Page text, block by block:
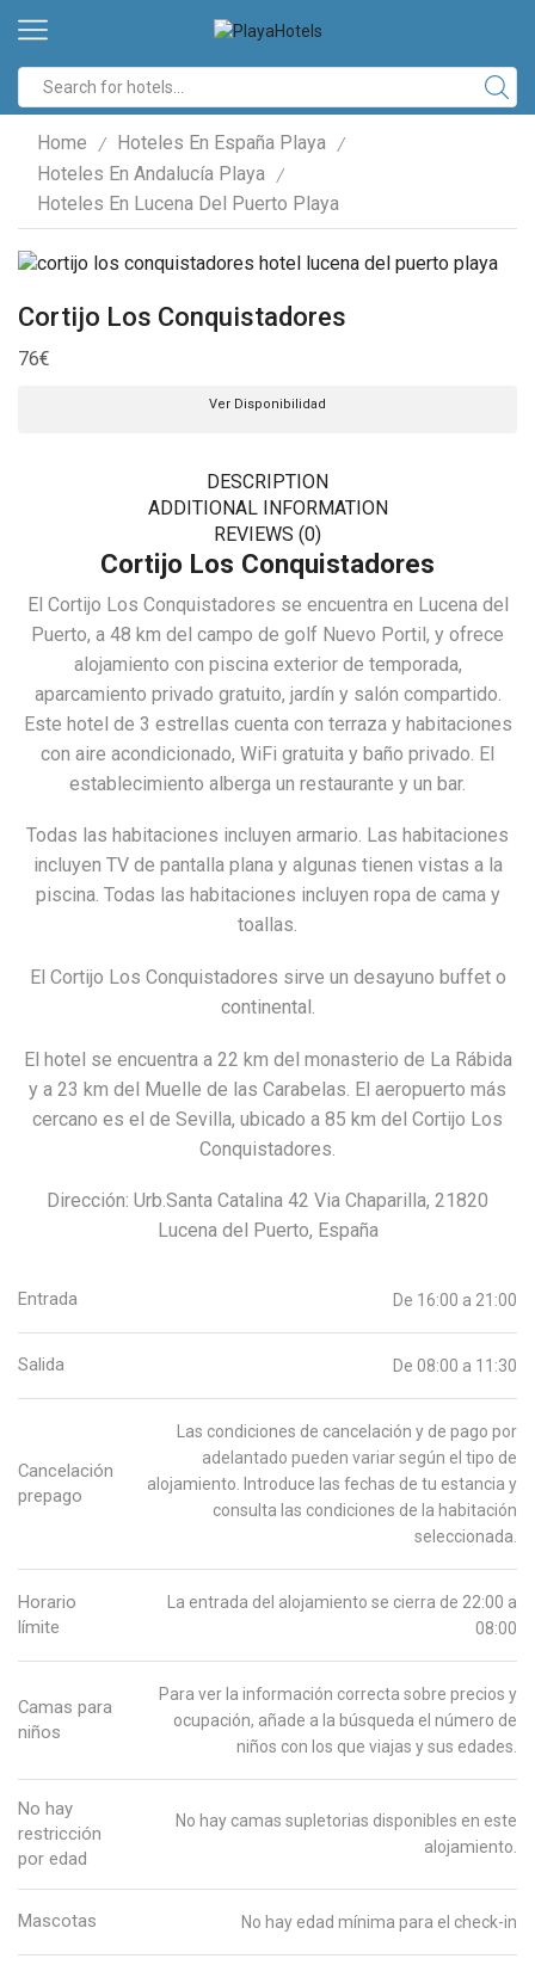
input
Home / Hoteles En España Playa /
Hoteles En Andalucía Playa /
Hoteles En Lucena Del Puerto Playa
Cortijo Los Conquistadores
76€
Ver Disponibilidad
DESCRIPTION
ADDITIONAL INFORMATION
REVIEWS (0)
Cortijo Los Conquistadores
El Cortijo Los Conquistadores se encuentra en Lucena del
Puerto, a 48 km del campo de golf Nuevo Portil, y ofrece
alojamiento con piscina exterior de temporada,
aparcamiento privado gratuito, jardín y salón compartido.
Este hotel de 3 estrellas cuenta con terraza y habitaciones
con aire acondicionado, WiFi gratuita y baño privado. El
establecimiento alberga un restaurante y un bar.
Todas las habitaciones incluyen armario. Las habitaciones
incluyen TV de pantalla plana y algunas tienen vistas a la
piscina. Todas las habitaciones incluyen ropa de cama y
toallas.
El Cortijo Los Conquistadores sirve un desayuno buffet o
continental.
El hotel se encuentra a 22 km del monasterio de La Rábida
y a 23 km del Muelle de las Carabelas. El aeropuerto más
cercano es el de Sevilla, ubicado a 85 km del Cortijo Los
Conquistadores.
Dirección: Urb.Santa Catalina 42 Via Chaparilla, 21820
Lucena del Puerto, España
Entrada De 16:00 a 21:00
Salida De 08:00 a 11:30
Cancelación
prepago
Las condiciones de cancelación y de pago por
adelantado pueden variar según el tipo de
alojamiento. Introduce las fechas de tu estancia y
consulta las condiciones de la habitación
seleccionada.
Horario
límite
La entrada del alojamiento se cierra de 22:00 a
08:00
Camas para
niños
Para ver la información correcta sobre precios y
ocupación, añade a la búsqueda el número de
niños con los que viajas y sus edades.
No hay
restricción
por edad
No hay camas supletorias disponibles en este
alojamiento.
Mascotas No hay edad mínima para el check-in